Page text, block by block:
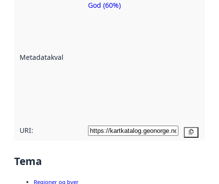
Metadatakvalitet
Metadatakvalitet
God (60%)
URI:
Tema
Regioner og byer